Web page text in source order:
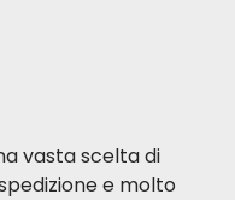
vasta scelta di
e molto